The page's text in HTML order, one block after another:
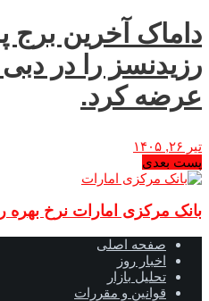
داماک آخرین
رزیدنسز را در
عرضه کرد.
تیر ۲۶, ۱۴۰۵
پست بعدی
بانک مرکزی امارات نرخ بهره را در سطح
صفحه اصلی
اخبار روز
تحلیل بازار
قوانین و مقررات